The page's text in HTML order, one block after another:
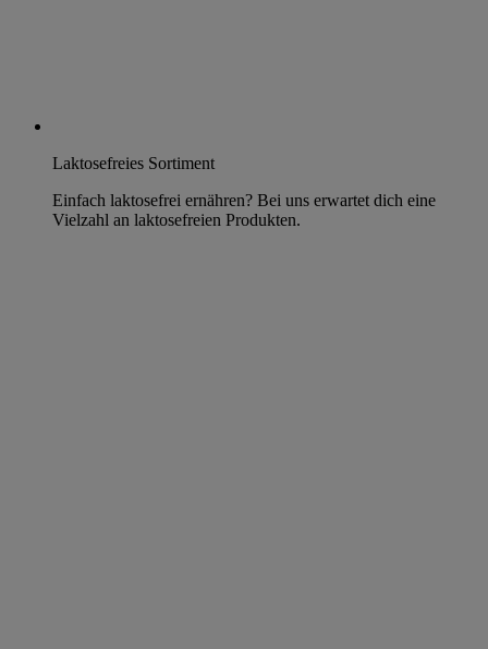
Laktosefreies Sortiment
Einfach laktosefrei ernähren? Bei uns erwartet dich eine
Vielzahl an laktosefreien Produkten.